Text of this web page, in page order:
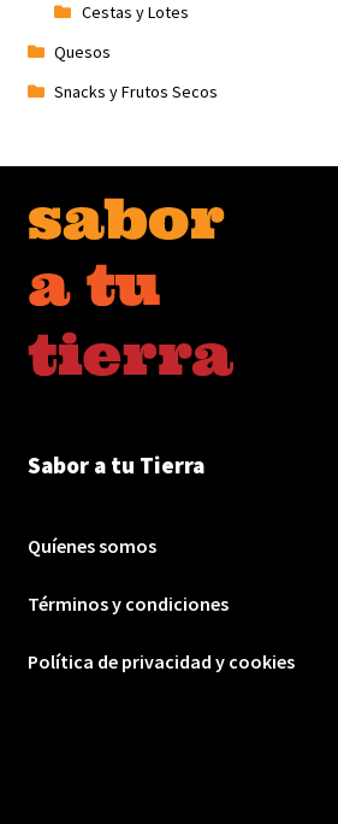
Cestas y Lotes
Quesos
Snacks y Frutos Secos
Sabor a tu Tierra
Quíenes somos
Términos y condiciones
Política de privacidad y cookies